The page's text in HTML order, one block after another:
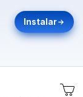
Instalar